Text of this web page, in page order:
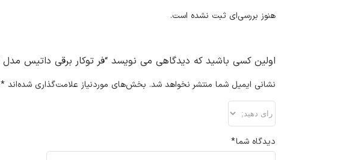
هنوز بررسی‌ای ثبت نشده است.
اولین کسی باشید که دیدگاهی می نویسد “فر توکار برقی داتیس مدل DF-675”
نشانی ایمیل شما منتشر نخواهد شد. بخش‌های موردنیاز علامت‌گذاری شده‌اند *
دیدگاه شما*